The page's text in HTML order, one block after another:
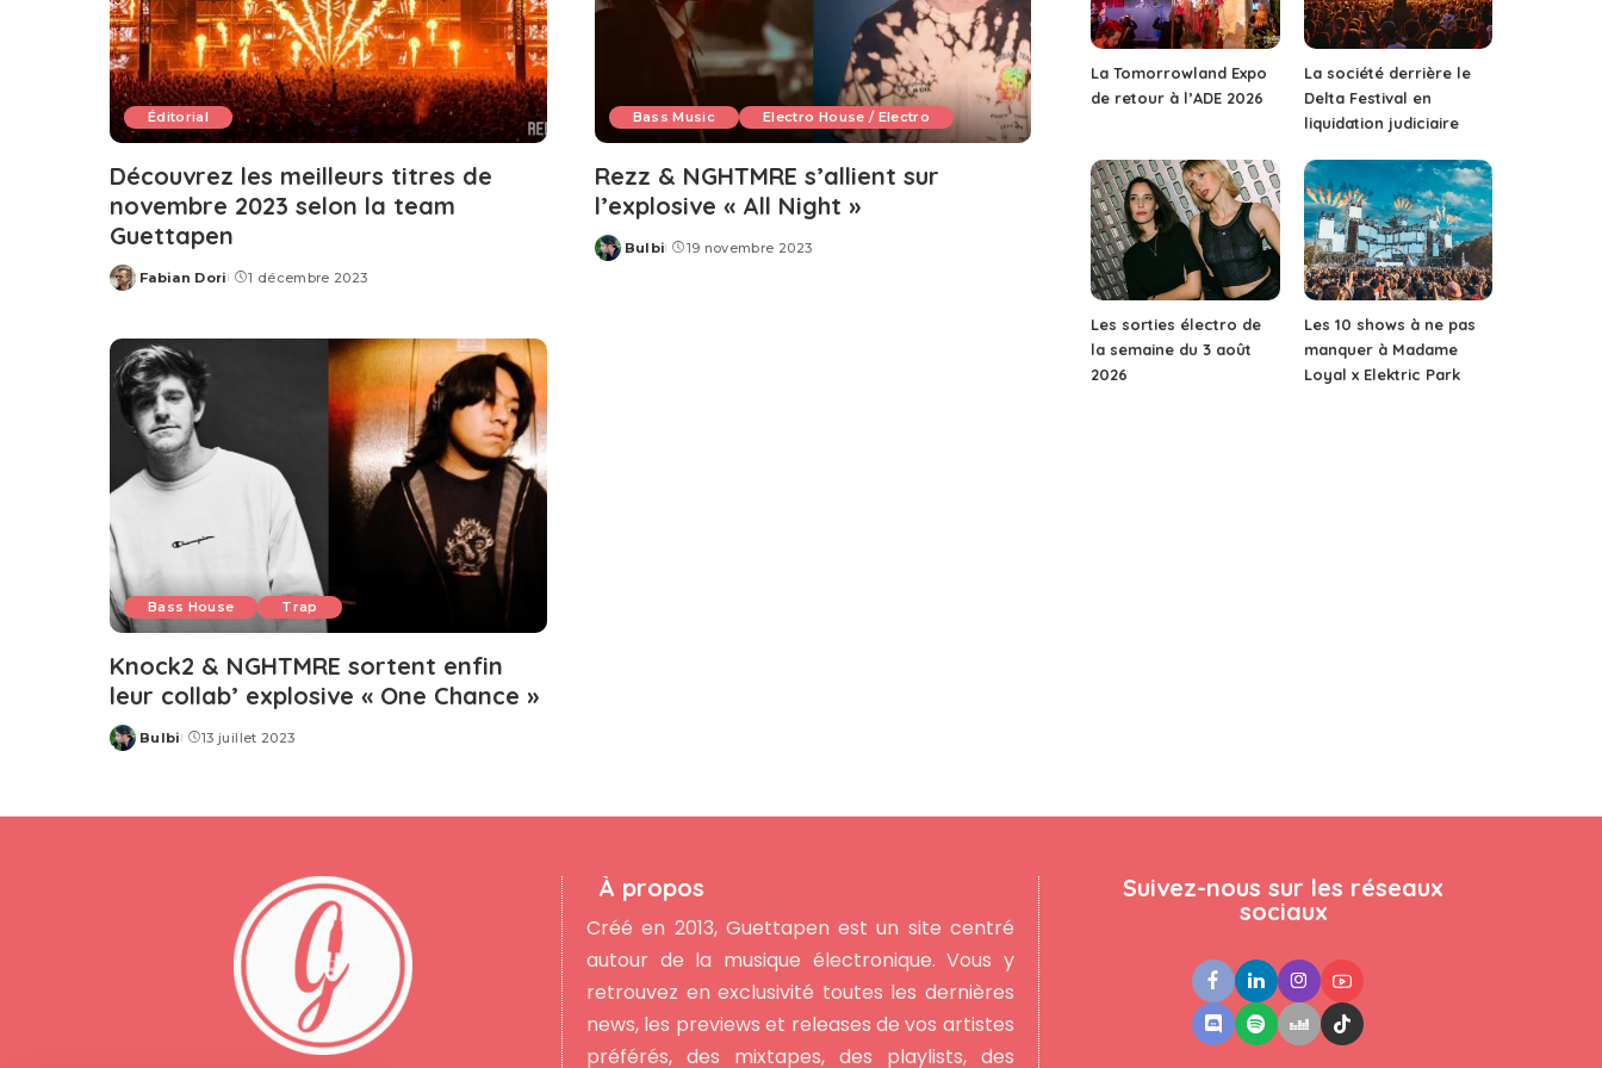
Éditorial
Découvrez les meilleurs titres de
novembre 2023 selon la team
Guettapen
Posted
Fabian Dori 1 décembre 2023
Bass Music Electro House / Electro
Rezz & NGHTMRE s’allient sur
l’explosive « All Night »
Posted
Bulbi 19 novembre 2023
Bass House Trap
Knock2 & NGHTMRE sortent enfin
leur collab’ explosive « One Chance »
Posted
Bulbi 13 juillet 2023
La Tomorrowland Expo
de retour à l’ADE 2026
La société derrière le
Delta Festival en
liquidation judiciaire
Les sorties électro de
la semaine du 3 août
2026
Les 10 shows à ne pas
manquer à Madame
Loyal x Elektric Park
À propos
Créé en 2013, Guettapen est un site centré
autour de la musique électronique. Vous y
retrouvez en exclusivité toutes les dernières
news, les previews et releases de vos artistes
préférés, des mixtapes, des playlists, des
Suivez-nous sur les réseaux
sociaux